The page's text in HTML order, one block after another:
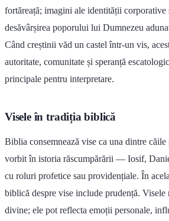
fortăreață; imagini ale identității
desăvârșirea poporului lui Dumnezeu
Când creștinii văd un castel într-un vis,
autoritate, comunitate și speranță
principale pentru interpretare.
Visele în tradiția biblică
Biblia consemnează vise ca una dintre
vorbit în istoria răscumpărării — Iosif,
cu roluri profetice sau providențiale. În
biblică despre vise include prudență. Visele
divine; ele pot reflecta emoții personale,